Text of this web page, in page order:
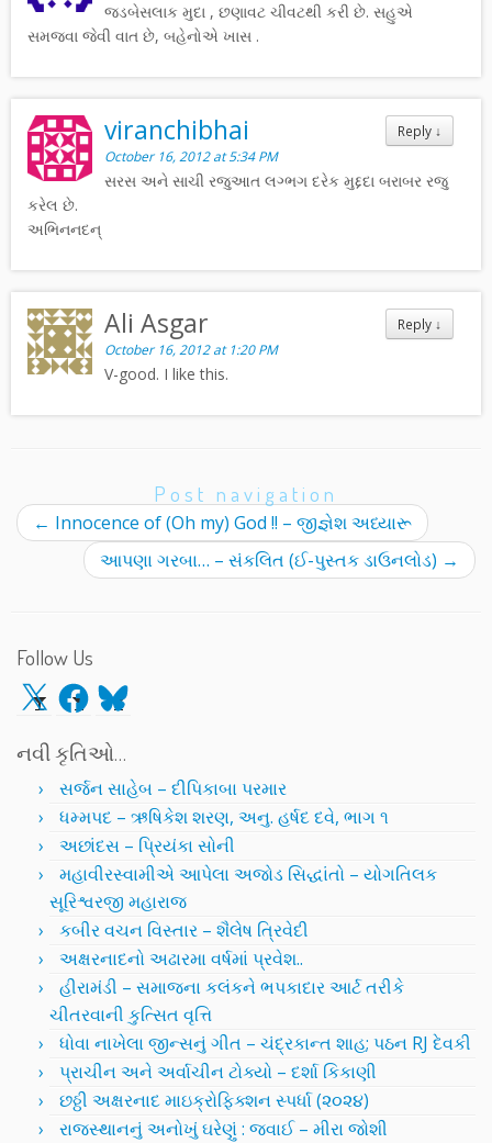
જડબેસલાક મુદા , છણાવટ ચીવટથી કરી છે. સહુએ
સમજવા જેવી વાત છે, બહેનોએ ખાસ .
Reply ↓
viranchibhai
October 16, 2012 at 5:34 PM
સરસ અને સાચી રજુઆત લગ્ભગ દરેક મુદ્દદા બરાબર રજુ
કરેલ છે.
અભિનનદન્
Reply ↓
Ali Asgar
October 16, 2012 at 1:20 PM
V-good. I like this.
Post navigation
← Innocence of (Oh my) God !! – જીજ્ઞેશ અધ્યારૂ
આપણા ગરબા… – સંકલિત (ઈ-પુસ્તક ડાઉનલોડ) →
Follow Us
X Facebook
Bluesky
નવી કૃતિઓ…
સર્જન સાહેબ – દીપિકાબા પરમાર
ધમ્મપદ – ઋષિકેશ શરણ, અનુ. હર્ષદ દવે, ભાગ ૧
અછાંદસ – પ્રિયંકા સોની
મહાવીરસ્વામીએ આપેલા અજોડ સિદ્ધાંતો – યોગતિલક
સૂરિશ્વરજી મહારાજ
કબીર વચન વિસ્તાર – શૈલેષ ત્રિવેદી
અક્ષરનાદનો અઢારમા વર્ષમાં પ્રવેશ..
હીરામંડી – સમાજના કલંકને ભપકાદાર આર્ટ તરીકે
ચીતરવાની કુત્સિત વૃત્તિ
ધોવા નાખેલા જીન્સનું ગીત – ચંદ્રકાન્ત શાહ; પઠન RJ દેવકી
પ્રાચીન અને અર્વાચીન ટોક્યો – દર્શા કિકાણી
છઠ્ઠી અક્ષરનાદ માઇક્રોફિક્શન સ્પર્ધા (૨૦૨૪)
રાજસ્થાનનું અનોખું ઘરેણું : જવાઈ – મીરા જોશી